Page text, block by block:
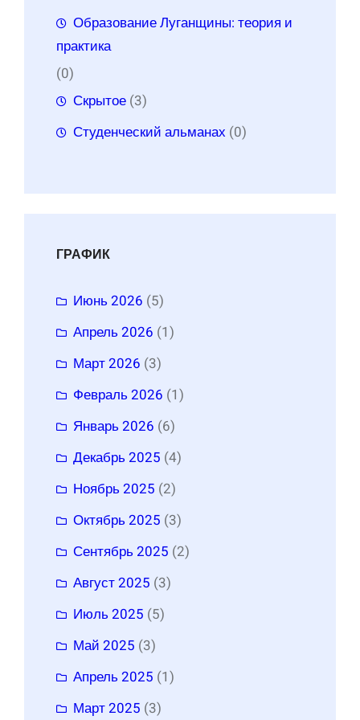
Образование Луганщины: теория и
практика
(0)
Скрытое (3)
Студенческий альманах (0)
ГРАФИК
Июнь 2026 (5)
Апрель 2026 (1)
Март 2026 (3)
Февраль 2026 (1)
Январь 2026 (6)
Декабрь 2025 (4)
Ноябрь 2025 (2)
Октябрь 2025 (3)
Сентябрь 2025 (2)
Август 2025 (3)
Июль 2025 (5)
Май 2025 (3)
Апрель 2025 (1)
Март 2025 (3)